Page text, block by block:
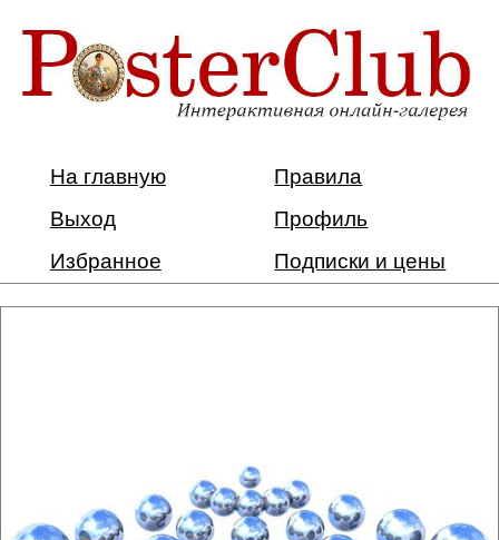
На главную
Правила
Выход
Профиль
Избранное
Подписки и цены